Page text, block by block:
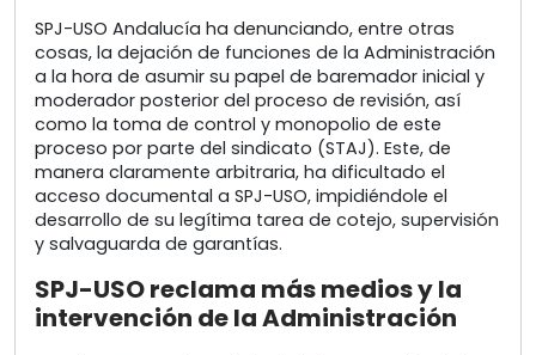
SPJ-USO Andalucía ha denunciando, entre otras
cosas, la dejación de funciones de la Administración
a la hora de asumir su papel de baremador inicial y
moderador posterior del proceso de revisión, así
como la toma de control y monopolio de este
proceso por parte del sindicato (STAJ). Este, de
manera claramente arbitraria, ha dificultado el
acceso documental a SPJ-USO, impidiéndole el
desarrollo de su legítima tarea de cotejo, supervisión
y salvaguarda de garantías.
SPJ-USO reclama más medios y la
intervención de la Administración